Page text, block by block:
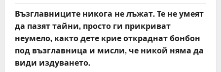
Възглавниците никога не лъжат. Те не умеят
да пазят тайни, просто ги прикриват
неумело, както дете крие откраднат бонбон
под възглавница и мисли, че никой няма да
види издуването.